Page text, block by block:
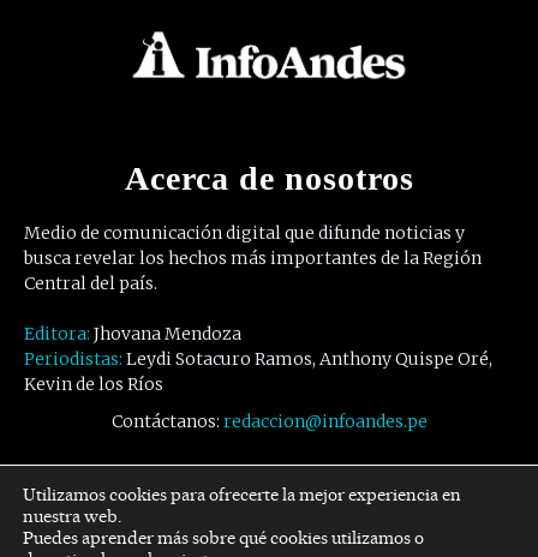
Acerca de nosotros
Medio de comunicación digital que difunde noticias y
busca revelar los hechos más importantes de la Región
Central del país.
Editora: Jhovana Mendoza
Periodistas: Leydi Sotacuro Ramos, Anthony Quispe Oré,
Kevin de los Ríos
Contáctanos: redaccion@infoandes.pe
Síguenos
Facebook Twitter Youtube
Utilizamos cookies para ofrecerte la mejor experiencia en
nuestra web.
Puedes aprender más sobre qué cookies utilizamos o